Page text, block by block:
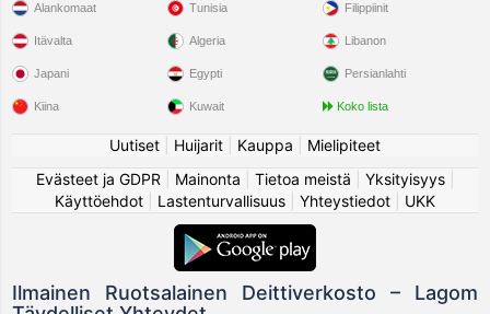
Alankomaat
Itävalta
Japani
Kiina
Tunisia
Algeria
Egypti
Kuwait
Filippiinit
Libanon
Persianlahti
Koko lista
Uutiset Huijarit Kauppa
Mielipiteet
Evästeet ja GDPR
Mainonta Tietoa meistä Yksityisyys|
Käyttöehdot
Lastenturvallisuus Yhteystiedot UKK
Ilmainen Ruotsalainen Deittiverkosto – Lagom